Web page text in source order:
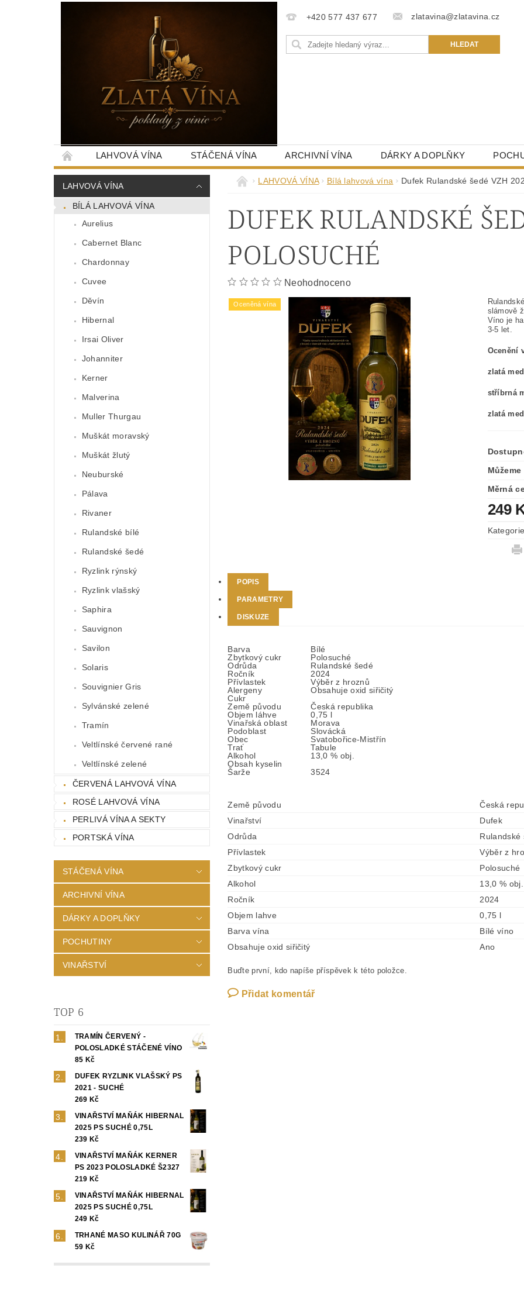
+420 577 437 677 zlatavina@zlatavina.cz
LAHVOVÁ VÍNA STÁČENÁ VÍNA ARCHIVNÍ VÍNA DÁRKY A DOPLŇKY
LAHVOVÁ VÍNA
BÍLÁ LAHVOVÁ VÍNA
Aurelius
Cabernet Blanc
Chardonnay
Cuvee
Děvín
Hibernal
Irsai Oliver
Johanniter
Kerner
Malverina
Muller Thurgau
Muškát moravský
Muškát žlutý
Neuburské
Pálava
Rivaner
Rulandské bílé
Rulandské šedé
Ryzlink rýnský
Ryzlink vlašský
Saphira
Sauvignon
Savilon
Solaris
Souvignier Gris
Sylvánské zelené
Tramín
Veltlínské červené rané
Veltlínské zelené
ČERVENÁ LAHVOVÁ VÍNA
ROSÉ LAHVOVÁ VÍNA
PERLIVÁ VÍNA A SEKTY
PORTSKÁ VÍNA
STÁČENÁ VÍNA
ARCHIVNÍ VÍNA
DÁRKY A DOPLŇKY
POCHUTINY
VINAŘSTVÍ
TOP 6
TRAMÍN ČERVENÝ -
POLOSLADKÉ STÁČENÉ VÍNO
85 Kč
DUFEK RYZLINK VLAŠSKÝ PS
2021 - SUCHÉ
269 Kč
VINAŘSTVÍ MAŇÁK HIBERNAL
2025 PS SUCHÉ 0,75L
239 Kč
VINAŘSTVÍ MAŇÁK KERNER
PS 2023 POLOSLADKÉ Š2327
219 Kč
VINAŘSTVÍ MAŇÁK HIBERNAL
2025 PS SUCHÉ 0,75L
249 Kč
TRHANÉ MASO KULINÁŘ 70G
59 Kč
LAHVOVÁ VÍNA Bílá lahvová vína Dufek Rulandské šedé VZH
DUFEK RULANDSKÉ
POLOSUCHÉ
Neohodnoceno
Oceněná vína
slámově
Víno je
3-5 let.
Ocenění
zlatá
stříbrná
zlatá
Měrná
249
POPIS
PARAMETRY
DISKUZE
Barva
Bílé
Zbytkový cukr
Polosuché
Odrůda
Rulandské šedé
Ročník
2024
Přívlastek
Výběr z hroznů
Alergeny
Obsahuje oxid siřičitý
Cukr
Země původu
Česká republika
Objem láhve
0,75 l
Vinařská oblast
Morava
Podoblast
Slovácká
Obec
Svatobořice-Mistřín
Trať
Tabule
Alkohol
13,0 % obj.
Obsah kyselin
Šarže
3524
Země původu
Česká
Vinařství
Dufek
Odrůda
Rulandské
Přívlastek
Výběr z
Zbytkový cukr
Polosuché
Alkohol
13,0 % obj.
Ročník
2024
Objem lahve
0,75 l
Barva vína
Bílé víno
Obsahuje oxid siřičitý
Ano
Buďte první, kdo napíše příspěvek k této položce.
Přidat komentář